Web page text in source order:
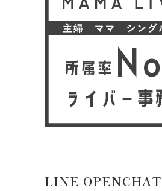
LINE OPENCHAT